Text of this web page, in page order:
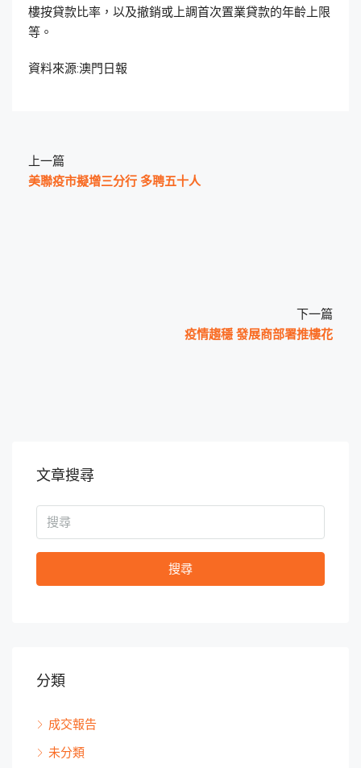
樓按貸款比率，以及撤銷或上調首次置業貸款的年齡上限
等。
資料來源:澳門日報
上一篇
美聯疫市擬增三分行 多聘五十人
下一篇
疫情趨穩 發展商部署推樓花
文章搜尋
搜尋
分類
成交報告
未分類